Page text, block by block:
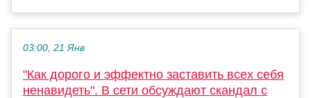
03:00, 21 Янв
"Как дорого и эффектно заставить всех себя
ненавидеть". В сети обсуждают скандал с